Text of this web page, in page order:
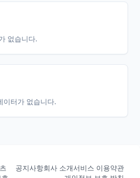
없습니다.
터가 없습니다.
공지사항회사 소개서비스 이용약관